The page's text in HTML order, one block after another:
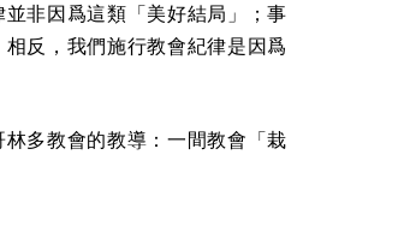
非因爲這類「美好結局」；事
反，我們施行教會紀律是因爲
多教會的教導：一間教會「栽